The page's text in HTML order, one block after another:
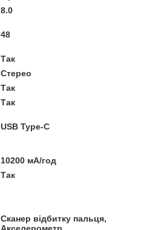
8.0
48
Так
Стерео
Так
Так
USB Type-C
10200 мА/год
Так
Сканер відбитку пальця,